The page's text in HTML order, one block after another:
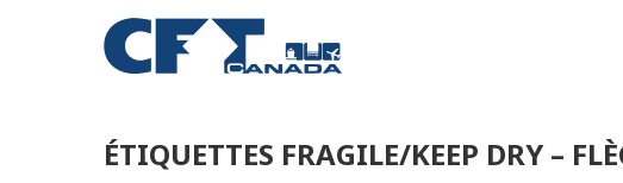
ÉTIQUETTES FRAGILE/KEEP DRY –